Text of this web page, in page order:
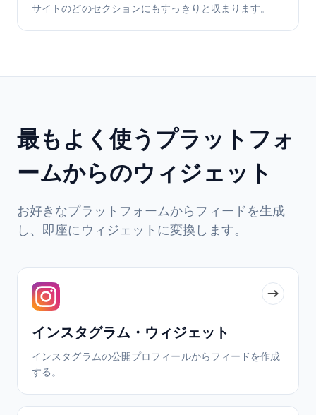
サイトのどのセクションにもすっきりと収まります。
最もよく使うプラットフォ
ームからのウィジェット
お好きなプラットフォームからフィードを生成
し、即座にウィジェットに変換します。
インスタグラム・ウィジェット
インスタグラムの公開プロフィールからフィードを作成
する。